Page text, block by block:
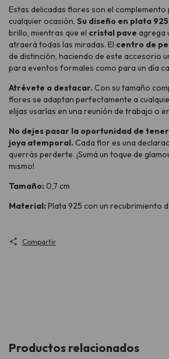
Estas delicadas flores son el
cualquier ocasión. Su diseño en plata 925
brillo, mientras que el cristal pave agrega
atraerá todas las miradas. El centro de
de distinción, haciendo de este accesorio
para eventos formales como para un día
Atrévete a destacar. Con su tamaño
flores se adaptan perfectamente a
elijas usarlas en una reunión de trabajo o
No dejes pasar la oportunidad de
joya atemporal. Cada flor es una
querrás perderte. ¡Sumá un toque de
mismo!
Tamaño: 0,7 cm
Material: Plata 925 con un recubrimiento
Compartir
Productos relacionados